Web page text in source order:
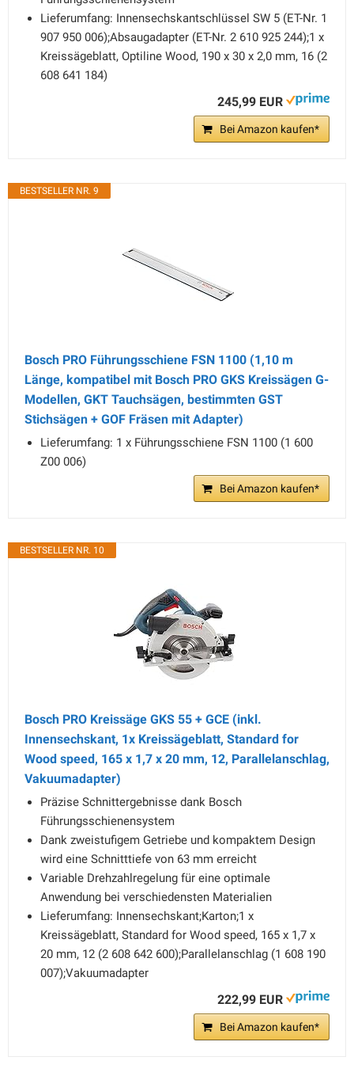
Lieferumfang: Innensechskantschlüssel SW 5 (ET-Nr. 1
907 950 006);Absaugadapter (ET-Nr. 2 610 925 244);1 x
Kreissägeblatt, Optiline Wood, 190 x 30 x 2,0 mm, 16 (2
608 641 184)
245,99 EUR
Bei Amazon kaufen*
BESTSELLER NR. 9
Bosch PRO Führungsschiene FSN 1100 (1,10 m
Länge, kompatibel mit Bosch PRO GKS Kreissägen G-
Modellen, GKT Tauchsägen, bestimmten GST
Stichsägen + GOF Fräsen mit Adapter)
Lieferumfang: 1 x Führungsschiene FSN 1100 (1 600
Z00 006)
Bei Amazon kaufen*
BESTSELLER NR. 10
Bosch PRO Kreissäge GKS 55 + GCE (inkl.
Innensechskant, 1x Kreissägeblatt, Standard for
Wood speed, 165 x 1,7 x 20 mm, 12, Parallelanschlag,
Vakuumadapter)
Präzise Schnittergebnisse dank Bosch
Führungsschienensystem
Dank zweistufigem Getriebe und kompaktem Design
wird eine Schnitttiefe von 63 mm erreicht
Variable Drehzahlregelung für eine optimale
Anwendung bei verschiedensten Materialien
Lieferumfang: Innensechskant;Karton;1 x
Kreissägeblatt, Standard for Wood speed, 165 x 1,7 x
20 mm, 12 (2 608 642 600);Parallelanschlag (1 608 190
007);Vakuumadapter
222,99 EUR
Bei Amazon kaufen*